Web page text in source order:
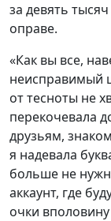
за девять
оправе.
«Как вы все,
неисправимый
от тесноты не
перекочевала
друзьям,
я надевала
больше не
аккаунт, где
очки